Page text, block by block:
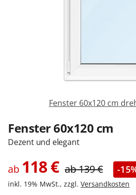
Garagentore
Kontakt / Hilfe
Fenster 60x120 cm
Fenster 60x120 cm
Dezent und elegant
ab 118€ ab139€ -
inkl. 19% MwSt., zzgl. Versandkosten